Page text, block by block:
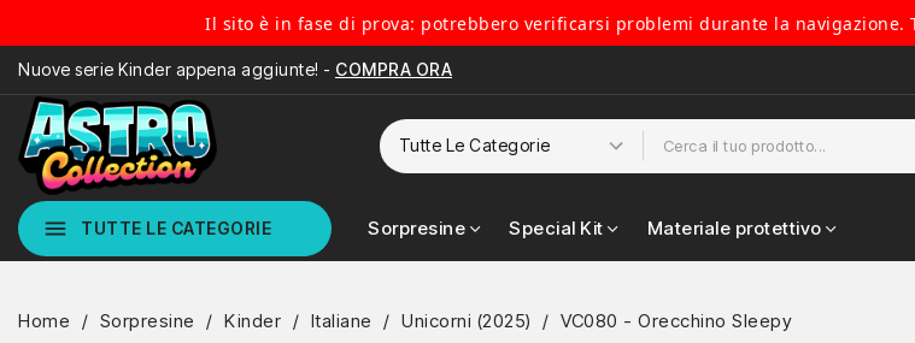
Il sito è in fase di prova: potrebbero verificarsi problemi durante la navigazione.
Nuove serie Kinder appena aggiunte! - COMPRA ORA
menu TUTTE LE CATEGORIE Sorpresine Special Kit Materiale protettivo
Home Sorpresine Kinder Italiane Unicorni (2025) VC080 - Orecchino Sleepy